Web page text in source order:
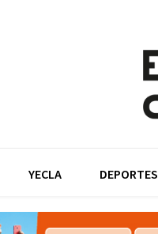
YECLA DEPORTES